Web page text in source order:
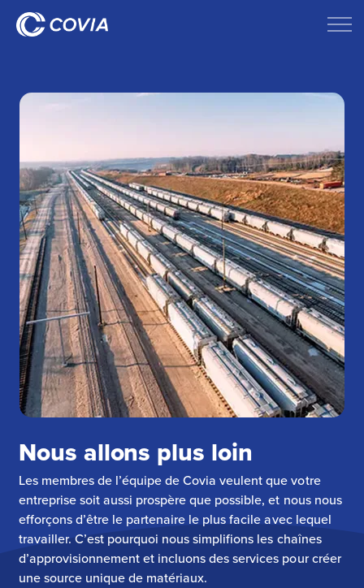
Nous allons plus loin
Les membres de l’équipe de Covia veulent que votre
entreprise soit aussi prospère que possible, et nous nous
efforçons d’être le partenaire le plus facile avec lequel
travailler. C’est pourquoi nous simplifions les chaînes
d’approvisionnement et incluons des services pour créer
une source unique de matériaux.